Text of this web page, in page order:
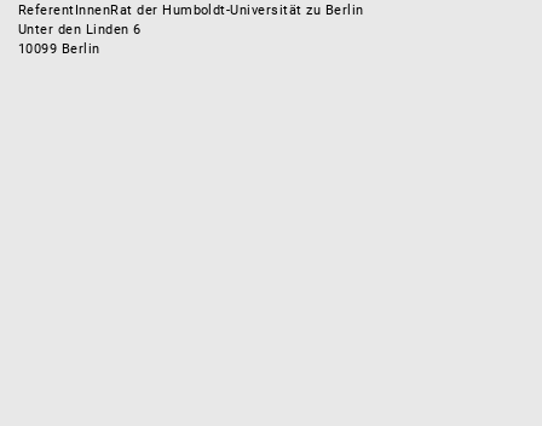
ReferentInnenRat der Humboldt-Universität zu Berlin
Unter den Linden 6
10099 Berlin